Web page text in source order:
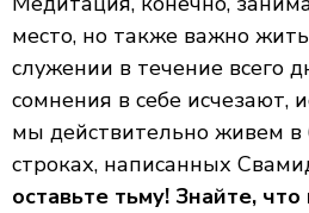
место, но также важно
служении в течение всего
сомнения в себе исчезают,
мы действительно живем в
строках, написанных
оставьте тьму! Знайте,